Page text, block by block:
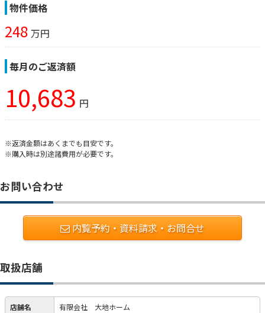
物件価格
248 万円
毎月のご返済額
10,683 円
※返済金額はあくまでも目安です。
※購入時は別途諸費用が必要です。
お問い合わせ
内覧予約・資料請求・お問合せ
取扱店舗
店舗名 有限会社 大地ホーム